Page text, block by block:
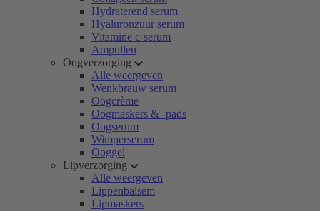
Hydraterend serum
Hyaluronzuur serum
Vitamine c-serum
Ampullen
Oogverzorging
Alle weergeven
Wenkbrauw serum
Oogcrème
Oogmaskers & -pads
Oogserum
Wimperserum
Ooggel
Lipverzorging
Alle weergeven
Lippenbalsem
Lipmaskers